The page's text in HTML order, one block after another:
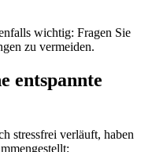
wichtig: Fragen Sie
zu vermeiden.
entspannte
stressfrei verläuft, haben